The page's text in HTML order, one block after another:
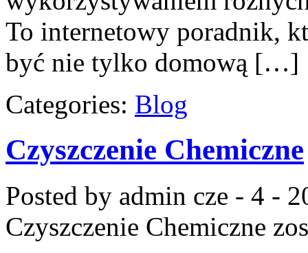
To internetowy poradnik,
być nie tylko domową […]
Categories: Blog
Czyszczenie Chemiczne
Posted by admin cze - 4 -
Czyszczenie Chemiczne